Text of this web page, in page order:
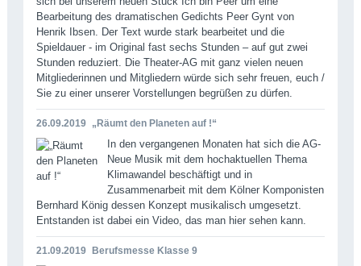
Bearbeitung des dramatischen Gedichts Peer Gynt von
Henrik Ibsen. Der Text wurde stark bearbeitet und die
Spieldauer - im Original fast sechs Stunden – auf gut zwei
Stunden reduziert. Die Theater-AG mit ganz vielen neuen
Mitgliederinnen und Mitgliedern würde sich sehr freuen, euch /
Sie zu einer unserer Vorstellungen begrüßen zu dürfen.
26.09.2019 „Räumt den Planeten auf !“
In den vergangenen Monaten hat sich die AG-
Neue Musik mit dem hochaktuellen Thema
Klimawandel beschäftigt und in
Zusammenarbeit mit dem Kölner Komponisten
Bernhard König dessen Konzept musikalisch umgesetzt.
Entstanden ist dabei ein Video, das man hier sehen kann.
21.09.2019 Berufsmesse Klasse 9